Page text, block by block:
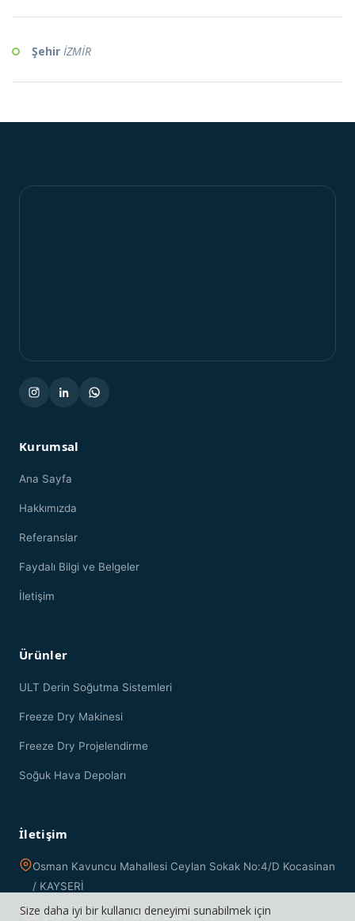
Şehir İZMİR
Kurumsal
Ana Sayfa
Hakkımızda
Referanslar
Faydalı Bilgi ve Belgeler
İletişim
Ürünler
ULT Derin Soğutma Sistemleri
Freeze Dry Makinesi
Freeze Dry Projelendirme
Soğuk Hava Depoları
İletişim
Osman Kavuncu Mahallesi Ceylan Sokak No:4/D Kocasinan
/ KAYSERİ
0 530 787 33 59 / 0352 223 80 53
Size daha iyi bir kullanıcı deneyimi sunabilmek için